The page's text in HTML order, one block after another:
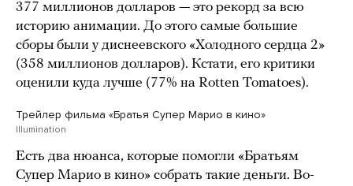
377 миллионов долларов — это рекорд за всю
историю анимации. До этого самые большие
сборы были у диснеевского «Холодного сердца 2»
(358 миллионов долларов). Кстати, его критики
оценили куда лучше (77% на Rotten Tomatoes).
Трейлер фильма «Братья Супер Марио в кино»
Illumination
Есть два нюанса, которые помогли «Братьям
Супер Марио в кино» собрать такие деньги. Во-